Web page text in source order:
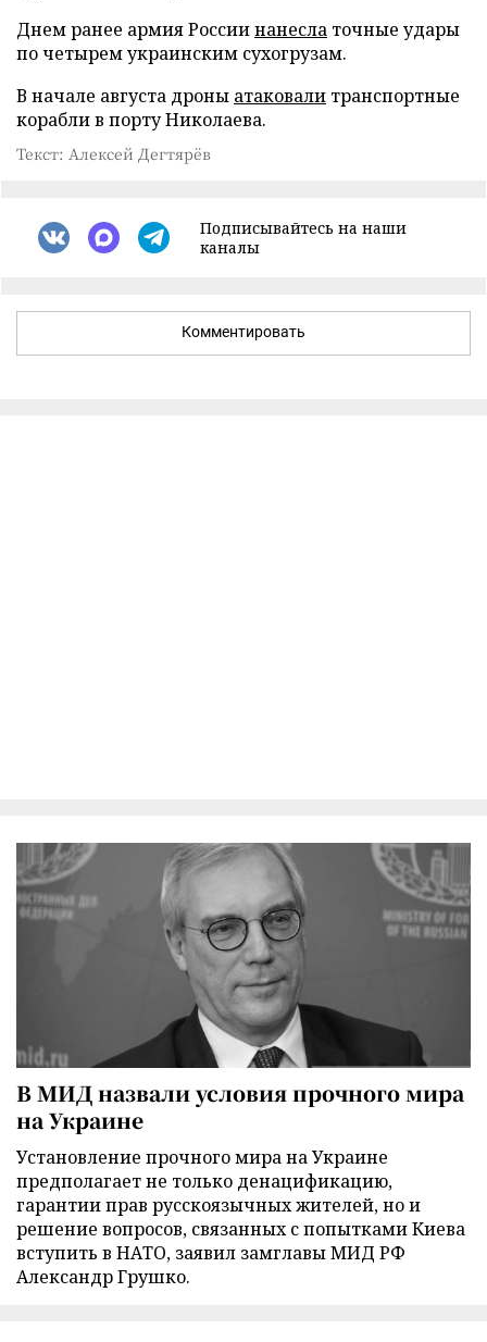
Днем ранее армия Россиинанесла точные удары
по четырем украинским сухогрузам.
В начале августа дроны атаковали транспортные
корабли в порту Николаева.
Текст: Алексей Дегтярёв
Подписывайтесь на наши
каналы
Комментировать
В МИД назвали условия прочного мира
на Украине
Установление прочного мира на Украине
предполагает не только денацификацию,
гарантии прав русскоязычных жителей, но и
решение вопросов, связанных с попытками Киева
вступить в НАТО, заявил замглавы МИД РФ
Александр Грушко.